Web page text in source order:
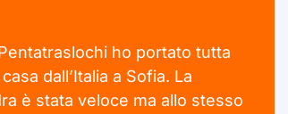
ho portato tutta
dall’Italia a Sofia. La
è stata veloce ma allo stesso